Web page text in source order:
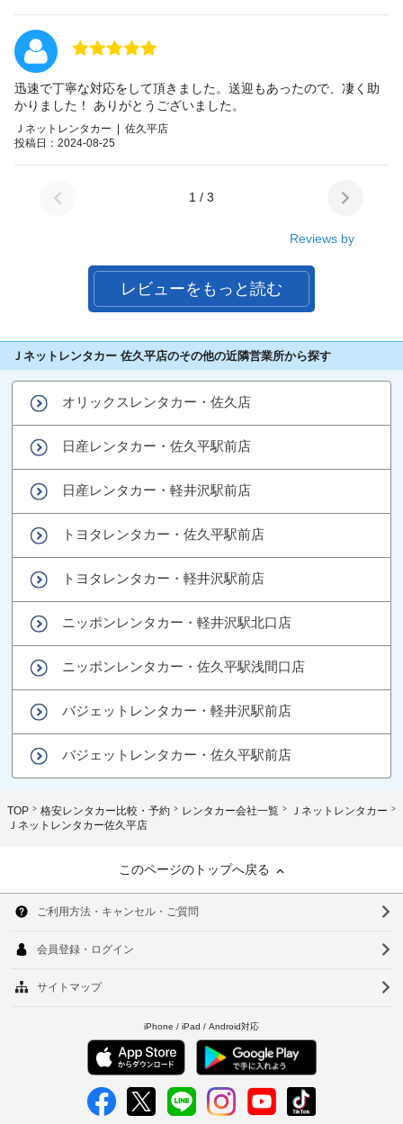
迅速で丁寧な対応をして頂きました。送迎もあったので、凄く助
かりました！ ありがとうございました。
Ｊネットレンタカー | 佐久平店
投稿日：2024-08-25
1 / 3
Reviews by
レビューをもっと読む
Ｊネットレンタカー 佐久平店のその他の近隣営業所から探す
オリックスレンタカー・佐久店
日産レンタカー・佐久平駅前店
日産レンタカー・軽井沢駅前店
トヨタレンタカー・佐久平駅前店
トヨタレンタカー・軽井沢駅前店
ニッポンレンタカー・軽井沢駅北口店
ニッポンレンタカー・佐久平駅浅間口店
バジェットレンタカー・軽井沢駅前店
バジェットレンタカー・佐久平駅前店
TOP 格安レンタカー比較・予約 レンタカー会社一覧
Ｊネットレンタカー
Ｊネットレンタカー佐久平店
このページのトップへ戻る